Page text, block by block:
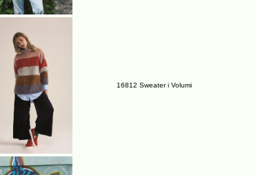
16812 Sweater i Volumi